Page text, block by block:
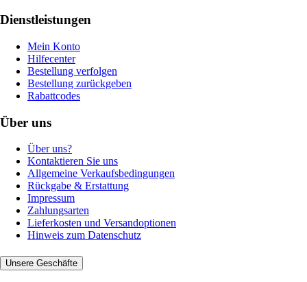
Dienstleistungen
Mein Konto
Hilfecenter
Bestellung verfolgen
Bestellung zurückgeben
Rabattcodes
Über uns
Über uns?
Kontaktieren Sie uns
Allgemeine Verkaufsbedingungen
Rückgabe & Erstattung
Impressum
Zahlungsarten
Lieferkosten und Versandoptionen
Hinweis zum Datenschutz
Unsere Geschäfte